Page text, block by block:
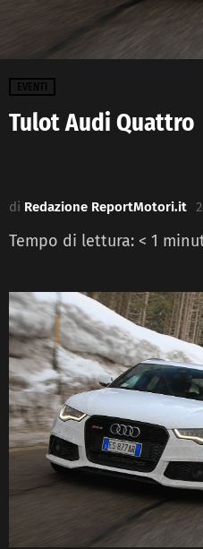
EVENTI
Tulot Audi Quattro
di Redazione ReportMotori.it
Tempo di lettura: < 1